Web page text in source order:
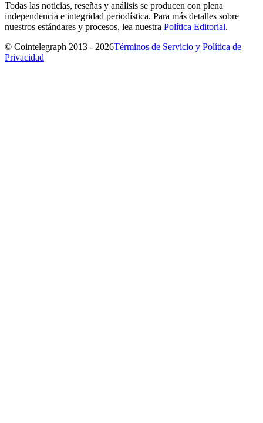
Todas las noticias, reseñas y análisis se producen con plena
independencia e integridad periodística. Para más detalles sobre
nuestros estándares y procesos, lea nuestra Política Editorial.
© Cointelegraph 2013 - 2026Términos de Servicio y Política de
Privacidad